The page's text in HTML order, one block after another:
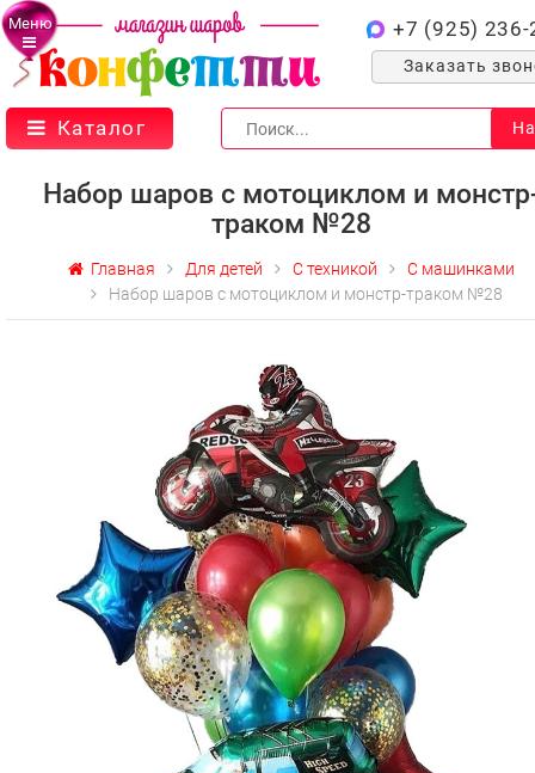
Меню +7 (925) 236-
Заказать
Каталог
Набор шаров с мотоциклом и
траком №28
Главная Для детей С техникой
С машинками
Набор шаров с мотоциклом и монстр-траком №28